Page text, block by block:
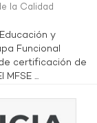
la Calidad
y
Funcional
certificación de
...